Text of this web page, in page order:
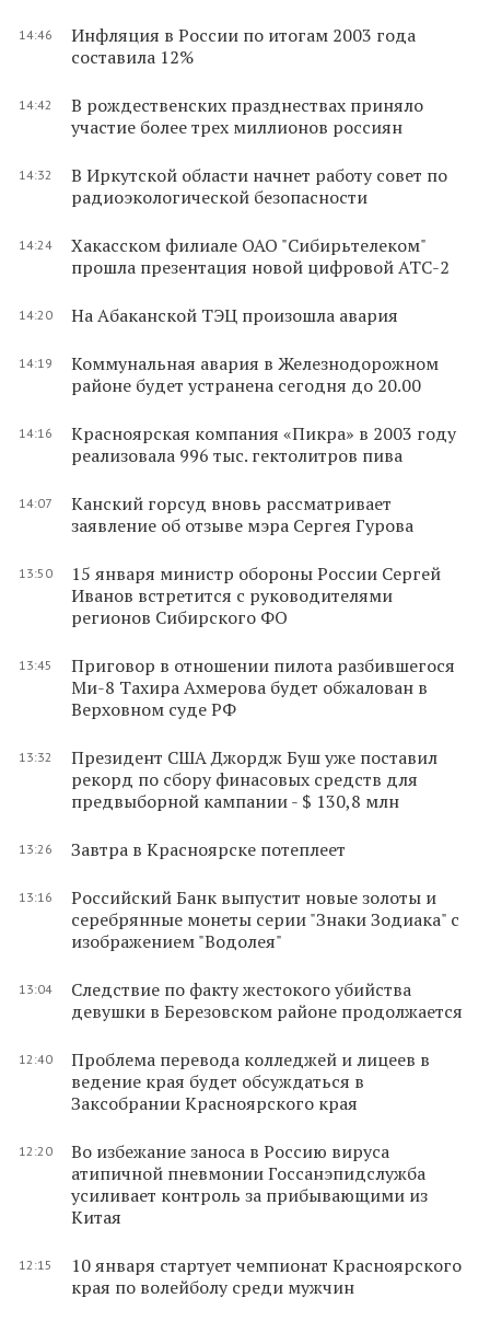
14:46
Инфляция в России по итогам 2003 года
составила 12%
14:42
В рождественских празднествах приняло
участие более трех миллионов россиян
14:32
В Иркутской области начнет работу совет по
радиоэкологической безопасности
14:24
Хакасском филиале ОАО "Сибирьтелеком"
прошла презентация новой цифровой АТС-2
14:20 На Абаканской ТЭЦ произошла авария
14:19
Коммунальная авария в Железнодорожном
районе будет устранена сегодня до 20.00
14:16
Красноярская компания «Пикра» в 2003 году
реализовала 996 тыс. гектолитров пива
14:07
Канский горсуд вновь рассматривает
заявление об отзыве мэра Сергея Гурова
13:50
15 января министр обороны России Сергей
Иванов встретится с руководителями
регионов Сибирского ФО
13:45
Приговор в отношении пилота разбившегося
Ми-8 Тахира Ахмерова будет обжалован в
Верховном суде РФ
13:32
Президент США Джордж Буш уже поставил
рекорд по сбору финасовых средств для
предвыборной кампании - $ 130,8 млн
13:26 Завтра в Красноярске потеплеет
13:16
Российский Банк выпустит новые золоты и
серебрянные монеты серии "Знаки Зодиака" с
изображением "Водолея"
13:04
Следствие по факту жестокого убийства
девушки в Березовском районе продолжается
12:40
Проблема перевода колледжей и лицеев в
ведение края будет обсуждаться в
Заксобрании Красноярского края
12:20
Во избежание заноса в Россию вируса
атипичной пневмонии Госсанэпидслужба
усиливает контроль за прибывающими из
Китая
12:15
10 января стартует чемпионат Красноярского
края по волейболу среди мужчин